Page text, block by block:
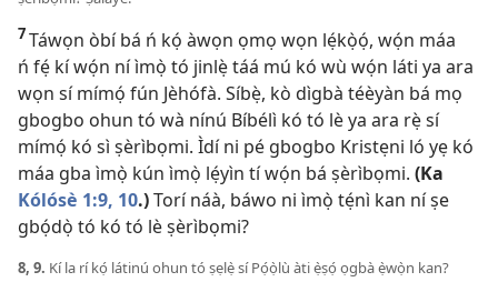
7Táwọn òbí bá ń kọ́ àwọn ọmọ wọn lẹ́kọ̀ọ́, wọ́n máa
ń fẹ́ kí wọ́n ní ìmọ̀ tó jinlẹ̀ táá mú kó wù wọ́n láti ya ara
wọn sí mímọ́ fún Jèhófà. Síbẹ̀, kò dìgbà téèyàn bá mọ
gbogbo ohun tó wà nínú Bíbélì kó tó lè ya ara rẹ̀ sí
mímọ́ kó sì ṣèrìbọmi. Ìdí ni pé gbogbo Kristẹni ló yẹ kó
máa gba ìmọ̀ kún ìmọ̀ lẹ́yìn tí wọ́n bá ṣèrìbọmi. (Ka
Kólósè 1:​9, 10.)Torí náà, báwo ni ìmọ̀ tẹ́nì kan ní ṣe
gbọ́dọ̀ tó kó tó lè ṣèrìbọmi?
8, 9. Kí la rí kọ́ látinú ohun tó ṣẹlẹ̀ sí Pọ́ọ̀lù àti ẹ̀ṣọ́ ọgbà ẹ̀wọ̀n kan?